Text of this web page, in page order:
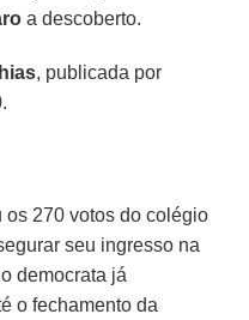
a descoberto.
, publicada por
os 270 votos do colégio
seu ingresso na
democrata já
o fechamento da